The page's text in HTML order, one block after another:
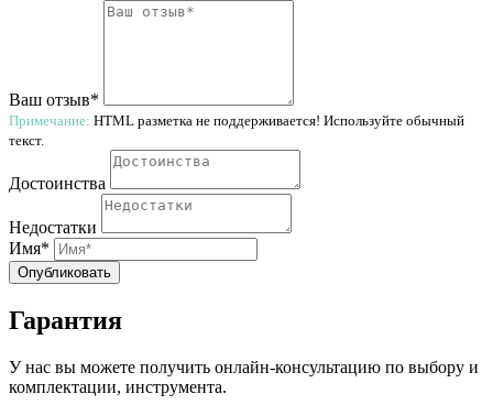
Ваш отзыв*
Примечание: HTML разметка не поддерживается! Используйте обычный
текст.
Достоинства
Недостатки
Имя*
Опубликовать
Гарантия
У нас вы можете получить онлайн-консультацию по выбору и
комплектации, инструмента.